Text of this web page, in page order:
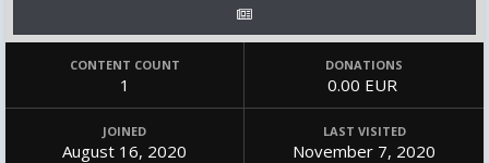
CONTENT COUNT
1
DONATIONS
0.00 EUR
JOINED
August 16, 2020
LAST VISITED
November 7, 2020